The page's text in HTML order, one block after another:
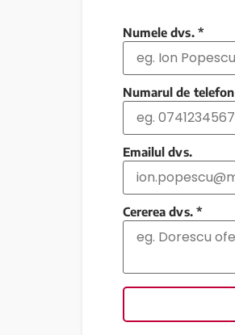
Numele dvs. *
Numarul de telefon
Emailul dvs.
Cererea dvs. *